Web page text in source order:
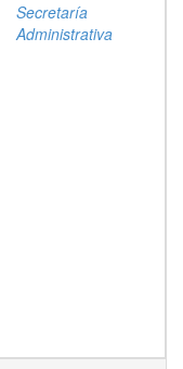
Secretaría
Administrativa